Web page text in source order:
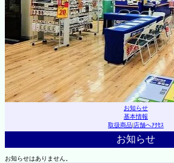
お知らせ
基本情報
取扱商品|店舗へｱｸｾｽ
お知らせ
お知らせはありません。